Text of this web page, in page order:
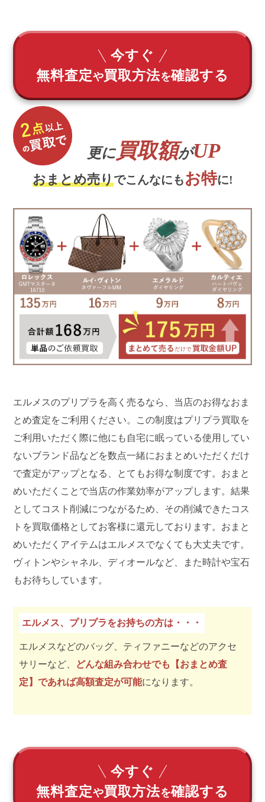
今すぐ
無料査定や買取方法を確認する
更に買取額がUP
おまとめ売りでこんなにもお特に!
エルメスのプリプラを高く売るなら、当店のお得なおま
とめ査定をご利用ください。この制度はプリプラ買取を
ご利用いただく際に他にも自宅に眠っている使用してい
ないブランド品などを数点一緒におまとめいただくだけ
で査定がアップとなる、とてもお得な制度です。おまと
めいただくことで当店の作業効率がアップします。結果
としてコスト削減につながるため、その削減できたコス
トを買取価格としてお客様に還元しております。おまと
めいただくアイテムはエルメスでなくても大丈夫です。
ヴィトンやシャネル、ディオールなど、また時計や宝石
もお待ちしています。
エルメス、プリプラをお持ちの方は・・・
エルメスなどのバッグ、ティファニーなどのアクセ
サリーなど、 どんな組み合わせでも【おまとめ査
定】であれば高額査定が可能になります。
今すぐ
無料査定や買取方法を確認する